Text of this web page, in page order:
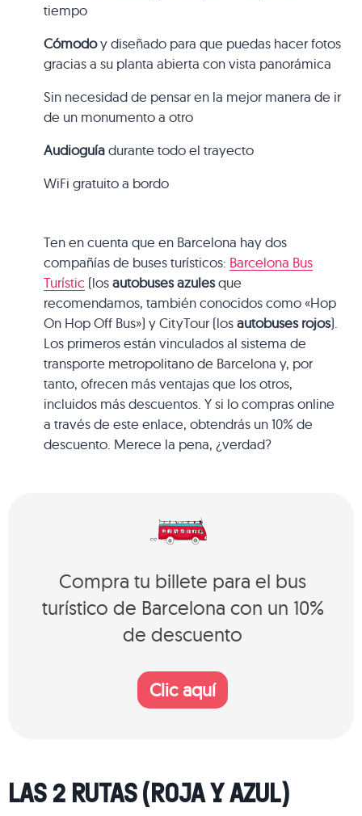
tiempo
Cómodoy diseñado para que puedas hacer fotos
gracias a su planta abierta con vista panorámica
Sin necesidad de pensar en la mejor manera de ir
de un monumento a otro
Audioguíadurante todo el trayecto
WiFi gratuito a bordo
Ten en cuenta que en Barcelona hay dos
compañías de buses turísticos: Barcelona Bus
Turístic (losautobuses azulesque
recomendamos, también conocidos como «Hop
On Hop Off Bus») y CityTour (losautobuses rojos).
Los primeros están vinculados al sistema de
transporte metropolitano de Barcelona y, por
tanto, ofrecen más ventajas que los otros,
incluidos más descuentos. Y si lo compras online
a través de este enlace, obtendrás un 10% de
descuento. Merece la pena, ¿verdad?
Compra tu billete para el bus
turístico de Barcelona con un 10%
de descuento
Clic aquí
LAS 2 RUTAS (ROJA Y AZUL)